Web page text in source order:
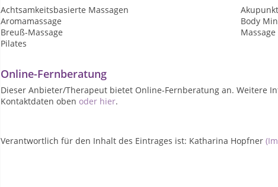
Achtsamkeitsbasierte Massagen
Aromamassage
Body
Breuß-Massage
Massage
Pilates
Online-Fernberatung
Dieser Anbieter/Therapeut bietet Online-Fernberatung an. Weitere
Kontaktdaten oben oder hier.
Verantwortlich für den Inhalt des Eintrages ist: Katharina Hopfner